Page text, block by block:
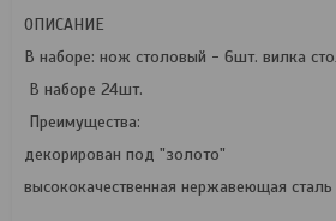
ОПИСАНИЕ
В наборе: нож столовый - 6шт. вилка
В наборе 24шт.
Преимущества:
декорирован под "золото"
высококачественная нержавеющая сталь